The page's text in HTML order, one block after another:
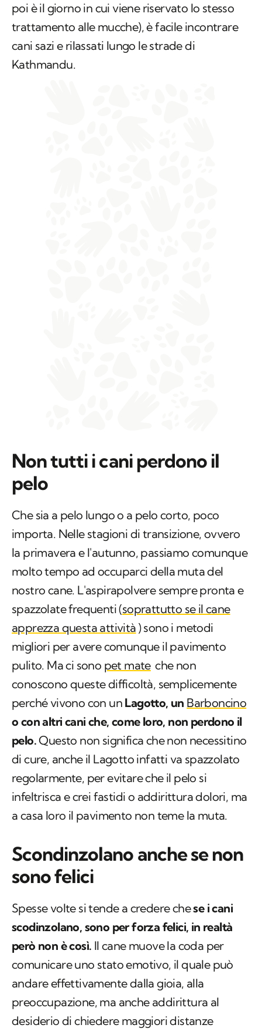
poi è il giorno in cui viene riservato lo stesso
trattamento alle mucche), è facile incontrare
cani sazi e rilassati lungo le strade di
Kathmandu.
Non tutti i cani perdono il
pelo
Che sia a pelo lungo o a pelo corto, poco
importa. Nelle stagioni di transizione, ovvero
la primavera e l'autunno, passiamo comunque
molto tempo ad occuparci della muta del
nostro cane. L'aspirapolvere sempre pronta e
spazzolate frequenti (soprattutto se il cane
apprezza questa attività ) sono i metodi
migliori per avere comunque il pavimento
pulito. Ma ci sono pet mate che non
conoscono queste difficoltà, semplicemente
perché vivono con un Lagotto, un Barboncino
o con altri cani che, come loro, non perdono il
pelo.Questo non significa che non necessitino
di cure, anche il Lagotto infatti va spazzolato
regolarmente, per evitare che il pelo si
infeltrisca e crei fastidi o addirittura dolori, ma
a casa loro il pavimento non teme la muta.
Scondinzolano anche se non
sono felici
Spesse volte si tende a credere chese i cani
scodinzolano, sono per forza felici, in realtà
però non è così. Il cane muove la coda per
comunicare uno stato emotivo, il quale può
andare effettivamente dalla gioia, alla
preoccupazione, ma anche addirittura al
desiderio di chiedere maggiori distanze